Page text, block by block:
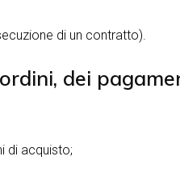
di un contratto).
dei
di acquisto;